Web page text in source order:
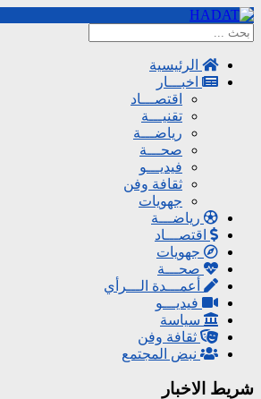
الرئيسية
اخبـــار
اقتصـــاد
تقنيـــة
رياضـــة
صحـــة
فيديـــو
ثقافة وفن
جهويات
رياضـــة
اقتصـــاد
جهويات
صحـــة
أعمـــدة الـــرأي
فيديـــو
سياسة
ثقافة وفن
نبض المجتمع
شريط الاخبار